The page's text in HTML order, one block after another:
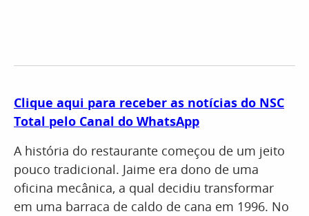
Clique aqui para receber as notícias do NSC
Total pelo Canal do WhatsApp
A história do restaurante começou de um jeito
pouco tradicional. Jaime era dono de uma
oficina mecânica, a qual decidiu transformar
em uma barraca de caldo de cana em 1996. No